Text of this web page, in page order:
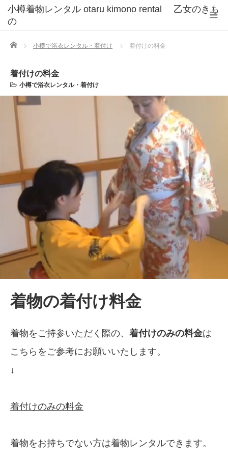
小樽着物レンタル otaru kimono rental 乙女のきも
の
Home 小樽で浴衣レンタル・着付け 着付けの料金
着付けの料金
小樽で浴衣レンタル・着付け
着物の着付け料金
着物をご持参いただく際の、 着付けのみの料金は
こちらをご参考にお願いいたします。
↓
着付けのみの料金
着物をお持ちでない方は着物レンタルできます。